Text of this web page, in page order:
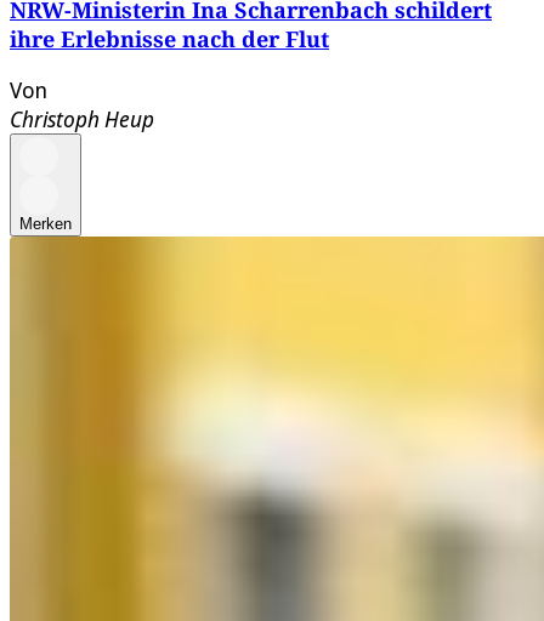
NRW-Ministerin Ina Scharrenbach schildert
ihre Erlebnisse nach der Flut
Von
Christoph Heup
Merken